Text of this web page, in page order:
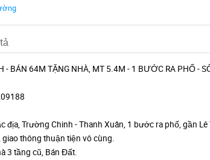
- BÁN 64M TẶNG NHÀ, MT 5.4M - 1 BƯỚC RA PHỐ -
địa, Trường Chinh - Thanh Xuân, 1 bước ra phố, gần
giao thông thuận tiện vô cùng.
3 tầng cũ, Bán Đất.